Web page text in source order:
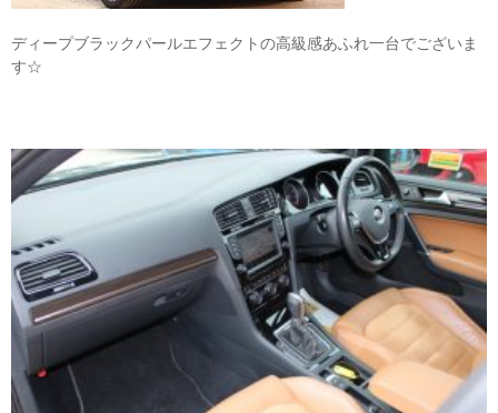
ディープブラックパールエフェクトの高級感あふれ一台でございま
す☆